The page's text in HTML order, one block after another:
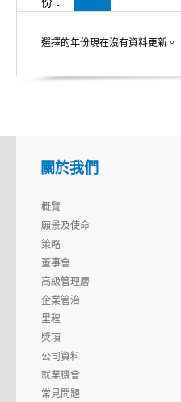
份：
選擇的年份現在沒有資料更新。
關於我們
概覽
願景及使命
策略
董事會
高級管理層
企業管治
里程
獎項
公司資料
就業機會
常見問題